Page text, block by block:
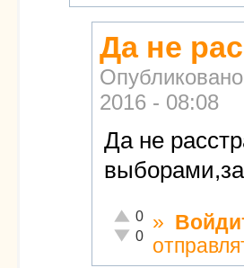
Да не
2016 - 08:08
Да не
Отлично!
0
Неадекватно!
0
»